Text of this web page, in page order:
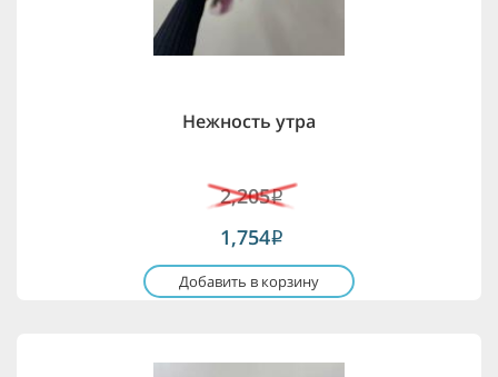
Нежность утра
2,205i
1,754i
Добавить в корзину